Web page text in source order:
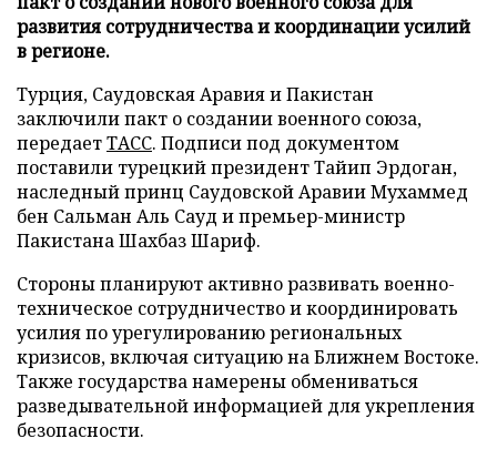
развития сотрудничества и координации усилий
в регионе.
Турция, Саудовская Аравия и Пакистан
заключили пакт о создании военного союза,
передаетТАСС. Подписи под документом
поставили турецкий президент Тайип Эрдоган,
наследный принц Саудовской Аравии Мухаммед
бен Сальман Аль Сауд и премьер-министр
Пакистана Шахбаз Шариф.
Стороны планируют активно развивать военно-
техническое сотрудничество и координировать
усилия по урегулированию региональных
кризисов, включая ситуацию на Ближнем Востоке.
Также государства намерены обмениваться
разведывательной информацией для укрепления
безопасности.